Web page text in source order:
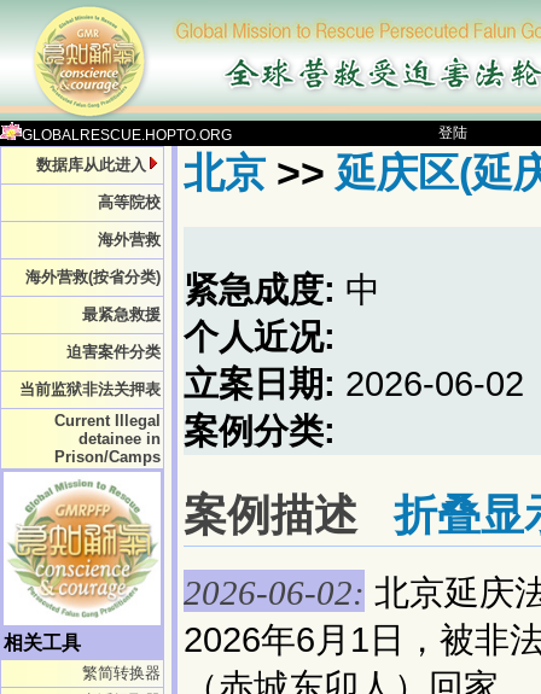
GLOBALRESCUE.HOPTO.ORG 登陆
数据库从此进入
高等院校
海外营救
海外营救(按省分类)
最紧急救援
迫害案件分类
当前监狱非法关押表
Current Illegal
detainee in
Prison/Camps
相关工具
繁简转换器
北京 >> 延庆区(延
紧急成度: 中
个人近况:
立案日期: 2026-06-02
案例分类:
案例描述折叠显
2026-06-02: 北京延庆
2026年6月1日，被非